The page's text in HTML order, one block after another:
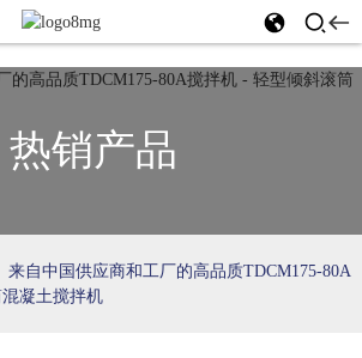
热销产品
来自中国供应商和工厂的高品质TDCM175-80A
凝土搅拌机